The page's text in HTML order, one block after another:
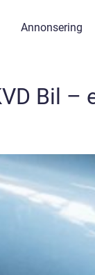
Annonsering
Bil –